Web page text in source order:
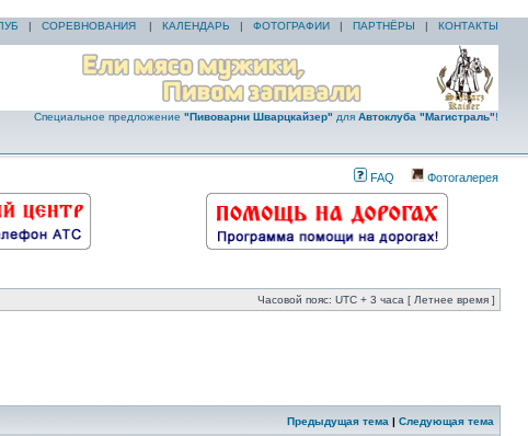
| СОРЕВНОВАНИЯ | КАЛЕНДАРЬ | ФОТОГРАФИИ | ПАРТНЁРЫ | КОНТАКТЫ
Специальное предложение "Пивоварни Шварцкайзер" для Автоклуба "Магистраль"!
FAQ Фотогалерея
Часовой пояс: UTC + 3 часа [ Летнее время ]
Предыдущая тема | Следующая тема